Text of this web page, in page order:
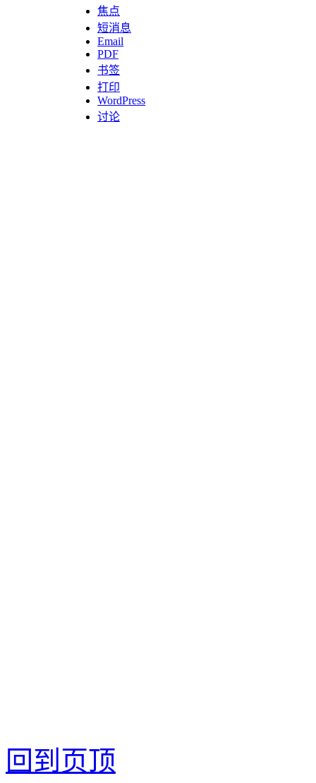
焦点
短消息
Email
PDF
书签
打印
WordPress
讨论
回到页顶